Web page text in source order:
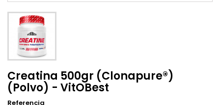
Creatina 500gr (Clonapure®)
(Polvo) - VitOBest
Referencia